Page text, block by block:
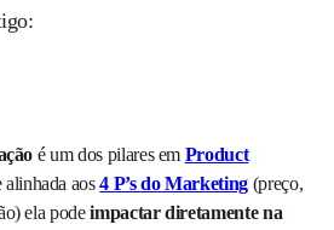
é um dos pilares em Product
alinhada aos4 P’s do Marketing (preço,
ela podeimpactar diretamente na